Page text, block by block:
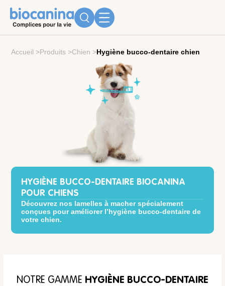
Accueil >Produits >Chien >Hygiène bucco-dentaire chien
HYGIÈNE BUCCO-DENTAIRE BIOCANINA
POUR CHIENS
Découvrez nos lamelles à macher spécialement
conçues pour améliorer l’hygiène bucco-dentaire de
votre chien.
NOTRE GAMME HYGIÈNE BUCCO-DENTAIRE